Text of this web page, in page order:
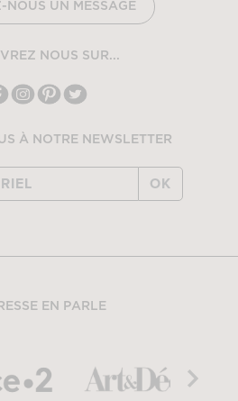
NOUS UN MESSAGE
NOUS SUR...
À NOTRE NEWSLETTER
OK
EN PARLE